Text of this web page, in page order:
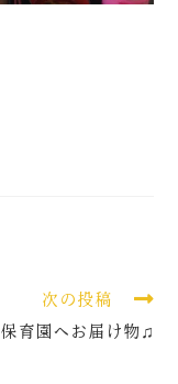
次の投稿
保育園へお届け物♫